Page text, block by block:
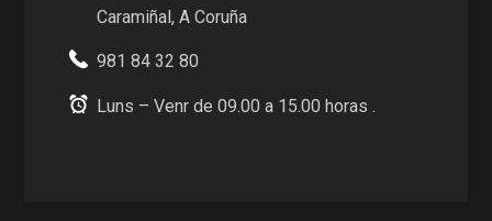
Caramiñal, A Coruña
981 84 32 80
Luns – Venr de 09.00 a 15.00 horas .